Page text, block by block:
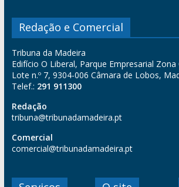
Redação e Comercial
Tribuna da Madeira
Edifício O Liberal, Parque Empresarial Zona
Lote n.º 7, 9304-006 Câmara de Lobos,
Telef.: 291 911300
Redação
tribuna@tribunadamadeira.pt
Comercial
comercial@tribunadamadeira.pt